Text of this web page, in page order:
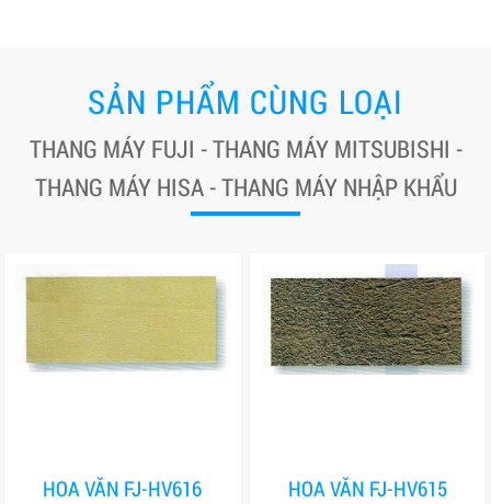
SẢN PHẨM CÙNG LOẠI
THANG MÁY FUJI - THANG MÁY MITSUBISHI -
THANG MÁY HISA - THANG MÁY NHẬP KHẨU
HOA VĂN FJ-HV616 HOA VĂN FJ-HV615